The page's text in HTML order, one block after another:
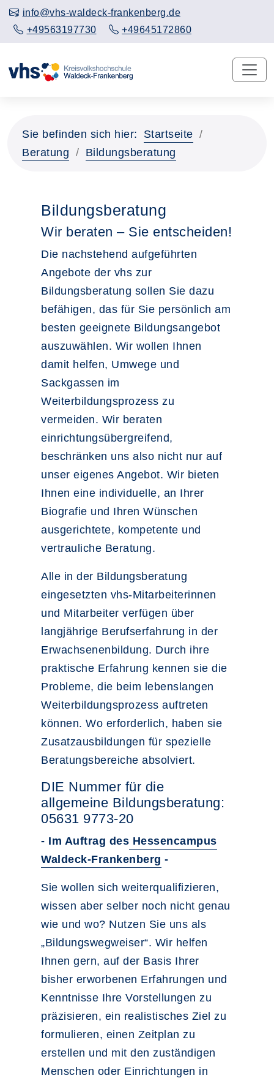
info@vhs-waldeck-frankenberg.de
+49563197730
+49645172860
Sie befinden sich hier:
Startseite
Beratung
Bildungsberatung
Bildungsberatung
Wir beraten – Sie entscheiden!
Die nachstehend aufgeführten
Angebote der vhs zur
Bildungsberatung sollen Sie dazu
befähigen, das für Sie persönlich am
besten geeignete Bildungsangebot
auszuwählen. Wir wollen Ihnen
damit helfen, Umwege und
Sackgassen im
Weiterbildungsprozess zu
vermeiden. Wir beraten
einrichtungsübergreifend,
beschränken uns also nicht nur auf
unser eigenes Angebot. Wir bieten
Ihnen eine individuelle, an Ihrer
Biografie und Ihren Wünschen
ausgerichtete, kompetente und
vertrauliche Beratung.
Alle in der Bildungsberatung
eingesetzten vhs-Mitarbeiterinnen
und Mitarbeiter verfügen über
langjährige Berufserfahrung in der
Erwachsenenbildung. Durch ihre
praktische Erfahrung kennen sie die
Probleme, die beim lebenslangen
Weiterbildungsprozess auftreten
können. Wo erforderlich, haben sie
Zusatzausbildungen für spezielle
Beratungsbereiche absolviert.
DIE Nummer für die
allgemeine Bildungsberatung:
05631 9773-20
- Im Auftrag des Hessencampus
Waldeck-Frankenberg -
Sie wollen sich weiterqualifizieren,
wissen aber selber noch nicht genau
wie und wo? Nutzen Sie uns als
„Bildungswegweiser“. Wir helfen
Ihnen gern, auf der Basis Ihrer
bisher erworbenen Erfahrungen und
Kenntnisse Ihre Vorstellungen zu
präzisieren, ein realistisches Ziel zu
formulieren, einen Zeitplan zu
erstellen und mit den zuständigen
Menschen oder Einrichtungen in